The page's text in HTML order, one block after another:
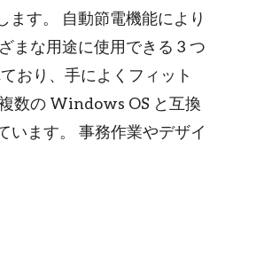
ます。 自動節電機能により
まな用途に使用できる 3 つ
おり、手によくフィット
数の Windows OS と互換
います。 事務作業やデザイ